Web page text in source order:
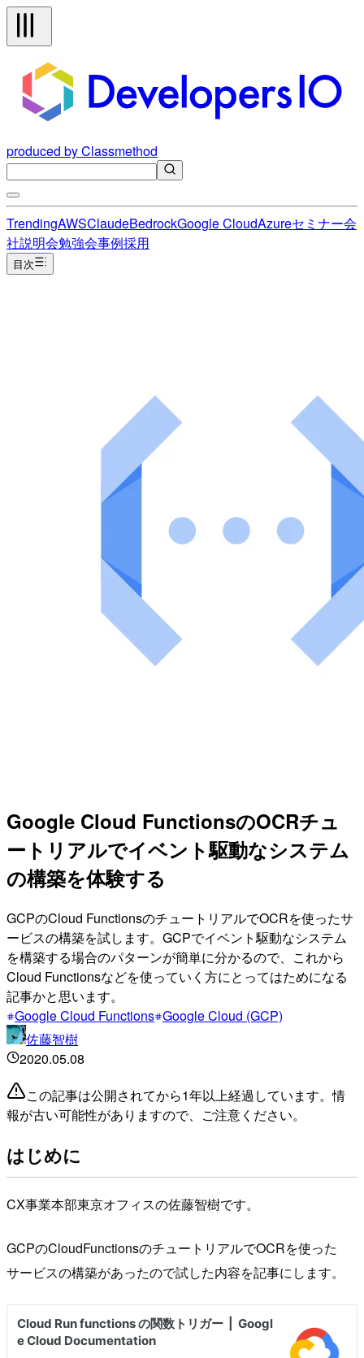
produced by Classmethod
TrendingAWSClaudeBedrockGoogle CloudAzureセミナー会
社説明会勉強会事例採用
目次
Google Cloud FunctionsのOCRチュ
ートリアルでイベント駆動なシステム
の構築を体験する
GCPのCloud FunctionsのチュートリアルでOCRを使ったサ
ービスの構築を試します。GCPでイベント駆動なシステム
を構築する場合のパターンが簡単に分かるので、これから
Cloud Functionsなどを使っていく方にとってはためになる
記事かと思います。
Google Cloud Functions Google Cloud (GCP)
佐藤智樹
2020.05.08
この記事は公開されてから1年以上経過しています。情
報が古い可能性がありますので、ご注意ください。
はじめに
CX事業本部東京オフィスの佐藤智樹です。
GCPのCloudFunctionsのチュートリアルでOCRを使った
サービスの構築があったので試した内容を記事にします。